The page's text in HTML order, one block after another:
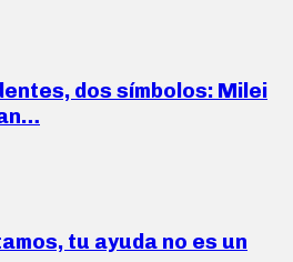
dos símbolos: Milei
tu ayuda no es un